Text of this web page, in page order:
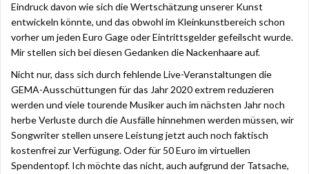
Eindruck davon wie sich die Wertschätzung unserer Kunst
entwickeln könnte, und das obwohl im Kleinkunstbereich schon
vorher um jeden Euro Gage oder Eintrittsgelder gefeilscht wurde.
Mir stellen sich bei diesen Gedanken die Nackenhaare auf.
Nicht nur, dass sich durch fehlende Live-Veranstaltungen die
GEMA-Ausschüttungen für das Jahr 2020 extrem reduzieren
werden und viele tourende Musiker auch im nächsten Jahr noch
herbe Verluste durch die Ausfälle hinnehmen werden müssen, wir
Songwriter stellen unsere Leistung jetzt auch noch faktisch
kostenfrei zur Verfügung. Oder für 50 Euro im virtuellen
Spendentopf. Ich möchte das nicht, auch aufgrund der Tatsache,